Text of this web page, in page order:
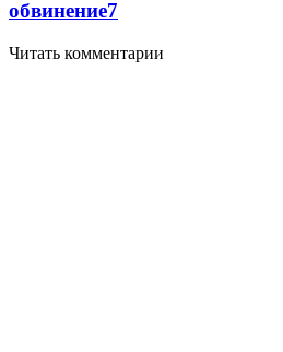
обвинение7
Читать комментарии